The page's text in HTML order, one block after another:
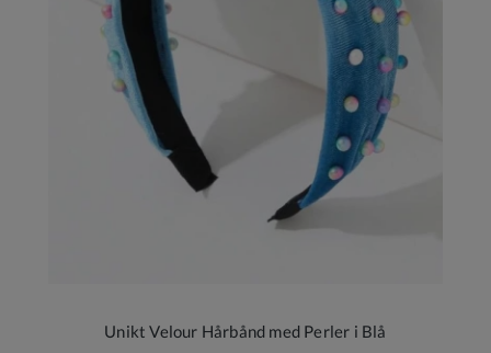
Unikt Velour Hårbånd med Perler i Blå